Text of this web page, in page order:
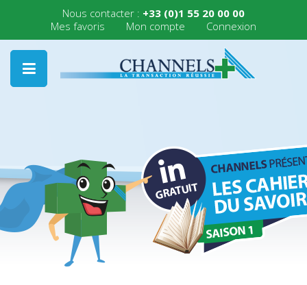
Nous contacter : +33 (0)1 55 20 00 00
Mes favoris
Mon compte Connexion